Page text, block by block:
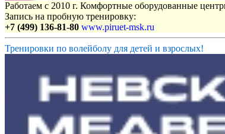
Работаем с 2010 г. Комфортные оборудованные
Запись на пробную тренировку:
+7 (499) 136-81-80 www.piruet-msk.ru
Тренировки по волейболу для детей и взрослых!